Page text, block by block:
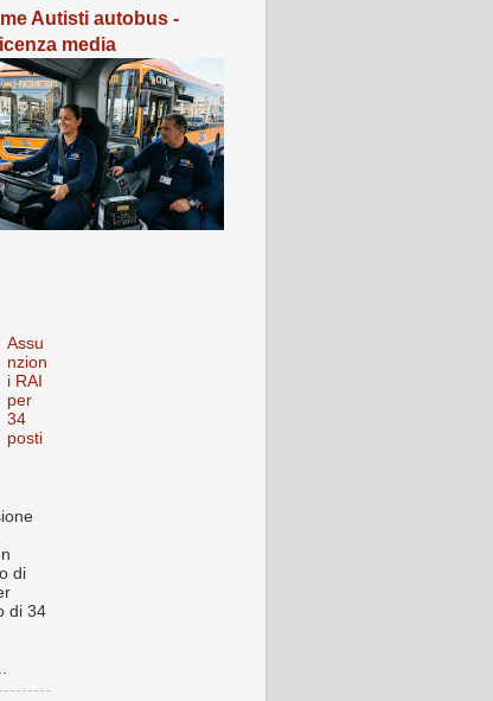
Autisti autobus -
media
Assu
nzion
i RAI
per
34
posti
di
di 34